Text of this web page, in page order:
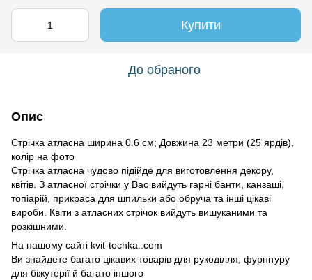
Купити
До обраного
Опис
Стрічка атласна ширина 0.6 см; Довжина 23 метри (25 ярдів),
колір на фото
Стрічка атласна чудово підійде для виготовлення декору,
квітів. З атласної стрічки у Вас вийдуть гарні банти, канзаші,
топіарій, прикраса для шпильки або обруча та інші цікаві
вироби. Квіти з атласних стрічок вийдуть вишуканими та
розкішними.
На нашому сайті kvit-tochka..com
Ви знайдете багато цікавих товарів для рукоділля, фурнітуру
для біжутерії й багато іншого